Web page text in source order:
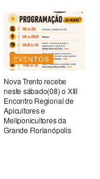
EVENTOS
Nova Trento recebe
neste sábado(08) o XIII
Encontro Regional de
Apicultores e
Meliponicultores da
Grande Florianópolis